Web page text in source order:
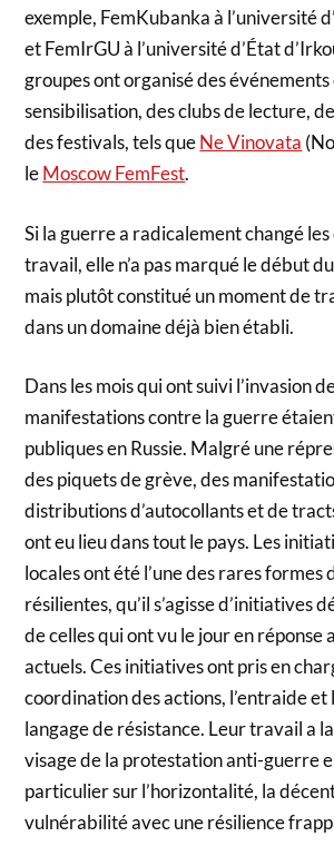
exemple, FemKubanka à l’université
et FemIrGU à l’université d’État
groupes ont organisé des événements
sensibilisation, des clubs de lecture,
des festivals, tels queNe Vinovata
leMoscow FemFest.
Si la guerre a radicalement changé
travail, elle n’a pas marqué le début
mais plutôt constitué un moment de
dans un domaine déjà bien établi.
Dans les mois qui ont suivi l’invasion
manifestations contre la guerre
publiques en Russie. Malgré une
des piquets de grève, des
distributions d’autocollants et de
ont eu lieu dans tout le pays. Les
locales ont été l’une des rares formes
résilientes, qu’il s’agisse d’initiatives
de celles qui ont vu le jour en réponse
actuels. Ces initiatives ont pris en
coordination des actions, l’entraide et
langage de résistance. Leur travail a
visage de la protestation anti-guerre
particulier sur l’horizontalité, la
vulnérabilité avec une résilience